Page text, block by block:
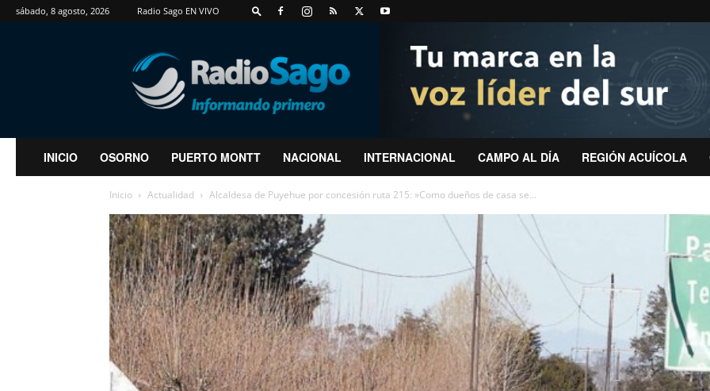
sábado, 8 agosto, 2026 Radio Sago EN VIVO
RadioSago
INICIO OSORNO PUERTO MONTT NACIONAL INTERNACIONAL CAMPO AL DÍA REGIÓN ACUÍCOLA
Inicio Actualidad Alcaldesa de Puyehue por concesión ruta 215: »Como dueños de casa se...